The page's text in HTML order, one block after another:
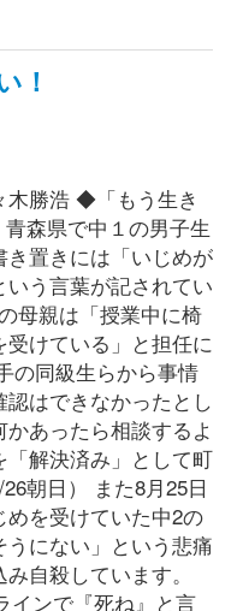
！
勝浩 ◆「もう生き
森県で中１の男子生
置きには「いじめが
う言葉が記されてい
母親は「授業中に椅
けている」と担任に
の同級生らから事情
はできなかったとし
あったら相談するよ
「解決済み」として町
朝日） また8月25日
を受けていた中2の
にない」という悲痛
自殺しています。
インで『死ね』と言